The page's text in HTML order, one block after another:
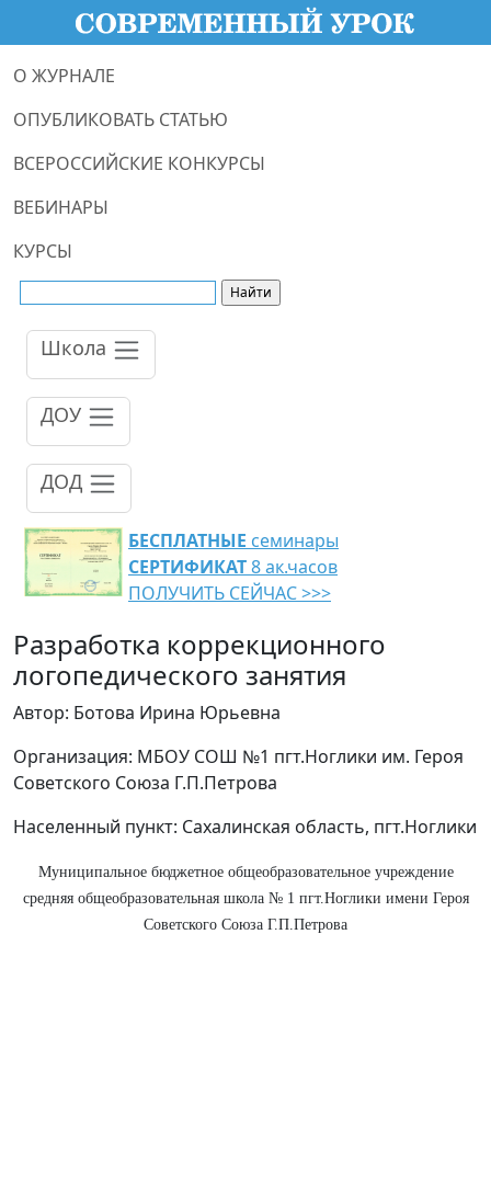
О ЖУРНАЛЕ
ОПУБЛИКОВАТЬ СТАТЬЮ
ВСЕРОССИЙСКИЕ КОНКУРСЫ
ВЕБИНАРЫ
КУРСЫ
Школа
ДОУ
ДОД
БЕСПЛАТНЫЕ семинары
СЕРТИФИКАТ8 ак.часов
ПОЛУЧИТЬ СЕЙЧАС >>>
Разработка коррекционного
логопедического занятия
Автор: Ботова Ирина Юрьевна
Организация: МБОУ СОШ №1 пгт.Ноглики им. Героя
Советского Союза Г.П.Петрова
Населенный пункт: Сахалинская область, пгт.Ноглики
Муниципальное бюджетное общеобразовательное учреждение
средняя общеобразовательная школа № 1 пгт.Ноглики имени Героя
Советского Союза Г.П.Петрова